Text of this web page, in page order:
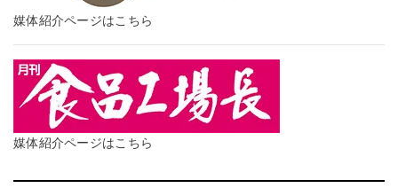
媒体紹介ページはこちら
媒体紹介ページはこちら